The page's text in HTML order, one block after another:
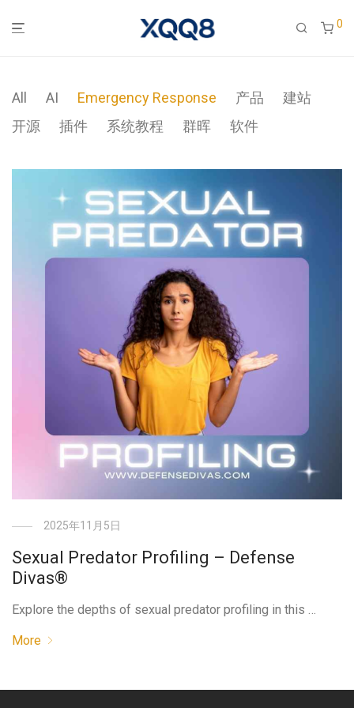
0
All AI Emergency Response 产品
建站
开源
插件 系统教程 群晖 软件
2025年11月5日
Sexual Predator Profiling – Defense
Divas®
Explore the depths of sexual predator profiling in this …
More